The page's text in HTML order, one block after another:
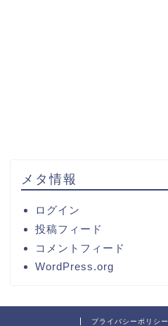
メタ情報
ログイン
投稿フィード
コメントフィード
WordPress.org
プライバシーポリシー